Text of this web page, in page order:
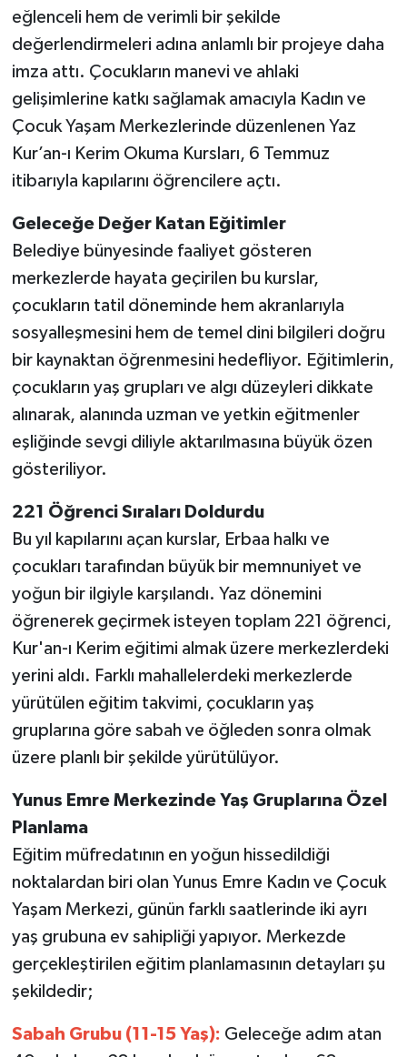
eğlenceli hem de verimli bir şekilde
değerlendirmeleri adına anlamlı bir projeye daha
imza attı. Çocukların manevi ve ahlaki
gelişimlerine katkı sağlamak amacıyla Kadın ve
Çocuk Yaşam Merkezlerinde düzenlenen Yaz
Kur’an-ı Kerim Okuma Kursları, 6 Temmuz
itibarıyla kapılarını öğrencilere açtı.
Geleceğe Değer Katan Eğitimler
Belediye bünyesinde faaliyet gösteren
merkezlerde hayata geçirilen bu kurslar,
çocukların tatil döneminde hem akranlarıyla
sosyalleşmesini hem de temel dini bilgileri doğru
bir kaynaktan öğrenmesini hedefliyor. Eğitimlerin,
çocukların yaş grupları ve algı düzeyleri dikkate
alınarak, alanında uzman ve yetkin eğitmenler
eşliğinde sevgi diliyle aktarılmasına büyük özen
gösteriliyor.
221 Öğrenci Sıraları Doldurdu
Bu yıl kapılarını açan kurslar, Erbaa halkı ve
çocukları tarafından büyük bir memnuniyet ve
yoğun bir ilgiyle karşılandı. Yaz dönemini
öğrenerek geçirmek isteyen toplam 221 öğrenci,
Kur'an-ı Kerim eğitimi almak üzere merkezlerdeki
yerini aldı. Farklı mahallelerdeki merkezlerde
yürütülen eğitim takvimi, çocukların yaş
gruplarına göre sabah ve öğleden sonra olmak
üzere planlı bir şekilde yürütülüyor.
Yunus Emre Merkezinde Yaş Gruplarına Özel
Planlama
Eğitim müfredatının en yoğun hissedildiği
noktalardan biri olan Yunus Emre Kadın ve Çocuk
Yaşam Merkezi, günün farklı saatlerinde iki ayrı
yaş grubuna ev sahipliği yapıyor. Merkezde
gerçekleştirilen eğitim planlamasının detayları şu
şekildedir;
Sabah Grubu (11-15 Yaş): Geleceğe adım atan